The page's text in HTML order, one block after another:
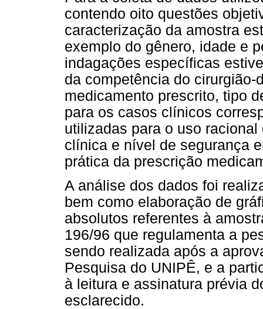
contendo oito questões
caracterização da amostra
exemplo do gênero, idade e
indagações específicas
da competência do
medicamento prescrito, tipo
para os casos clínicos
utilizadas para o uso
clínica e nível de segurança
prática da prescrição
A análise dos dados foi
bem como elaboração de
absolutos referentes à
196/96 que regulamenta a
sendo realizada após a
Pesquisa do UNIPÊ, e a
à leitura e assinatura prévia
esclarecido.